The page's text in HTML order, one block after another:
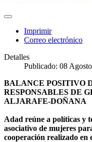
Imprimir
Correo electrónico
Detalles
Publicado: 08
BALANCE POSITIVO
RESPONSABLES DE
ALJARAFE-DOÑANA
Adad reúne a políticas y
asociativo de mujeres
cooperación realizado en